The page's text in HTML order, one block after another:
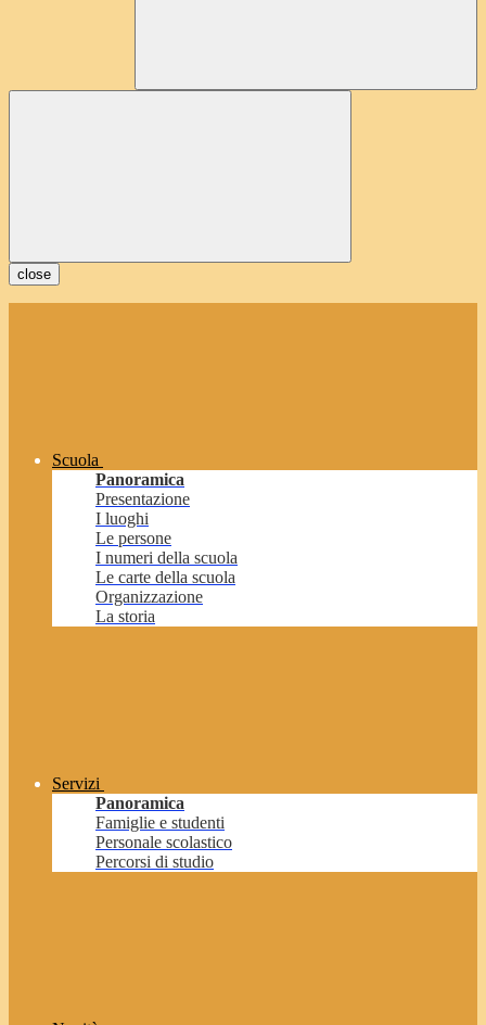
close
Scuola
Panoramica
Presentazione
I luoghi
Le persone
I numeri della scuola
Le carte della scuola
Organizzazione
La storia
Servizi
Panoramica
Famiglie e studenti
Personale scolastico
Percorsi di studio